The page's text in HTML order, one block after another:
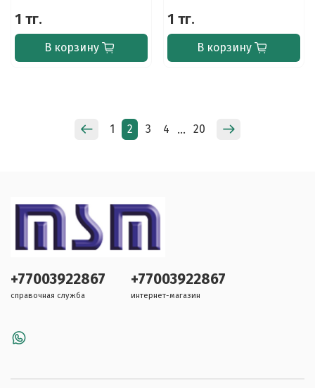
1 тг.
В корзину
1 тг.
В корзину
1 2 3 4 … 20
+77003922867
справочная служба
+77003922867
интернет-магазин